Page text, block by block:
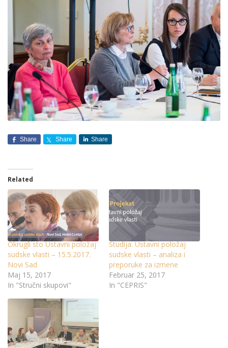
Share Share Share
Related
Okrugli sto Ustavni položaj
sudske vlasti – 15.5.2017.
Novi Sad
Maj 15, 2017
In "Stručni skupovi"
Studija: Ustavni položaj
sudske vlasti – analiza i
preporuke za izmene
Februar 25, 2017
In "CEPRIS"